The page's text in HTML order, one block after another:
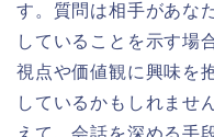
す。質問は相手があな
していることを示す場
視点や価値観に興味を
しているかもしれませ